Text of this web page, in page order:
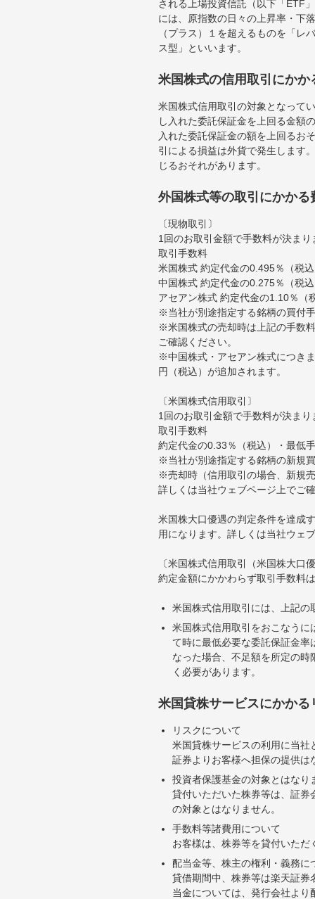
される上場投資信託（以下「ETF
には、原指数の日々の上昇率・下
（プラス）１を超えるものを「
ス型」といいます。
米国株式の信用取引にかか
米国株式信用取引の対象となって
し入れた委託保証金を上回る金額
入れた委託保証金の額を上回るお
引による損益は外貨で発生します
じるおそれがあります。
外国株式等の取引にかかる
〔現物取引〕
1回のお取引金額で手数料が決まり
取引手数料
米国株式 約定代金の0.495％（税
中国株式 約定代金の0.275％（税
アセアン株式 約定代金の1.10％（
※当社が別途指定する銘柄の買付
※米国株式の売却時は上記の手数
ご確認ください。
※中国株式・アセアン株式につき
円（税込）が追加されます。
〔米国株式信用取引〕
1回のお取引金額で手数料が決まり
取引手数料
約定代金の0.33％（税込）・最低
※当社が別途指定する銘柄の新規
※売却時（信用取引の場合、新規
詳しくは当社ウェブページ上でご
米国株大口優遇の判定条件を達成
用になります。詳しくは当社ウェ
〔米国株式信用取引（米国株大口
約定金額にかかわらず取引手数料
米国株式信用取引には、上記
米国株式信用取引をおこなう
て時に最低必要な委託保証金
なった場合、不足額を所定の
く必要があります。
米国貸株サービスにかかる
リスクについて
米国貸株サービスの利用に当
証券よりお客様へ担保の提供
投資者保護基金の対象とはなり
貸付いただいた株券等は、証
の対象とはなりません。
手数料等諸費用について
お客様は、株券等を貸付いた
配当金等、株主の権利・義務に
貸借期間中、株券等は楽天証
当金については、発行会社よ